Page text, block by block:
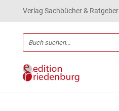
Verlag Sachbücher & Ratgeber